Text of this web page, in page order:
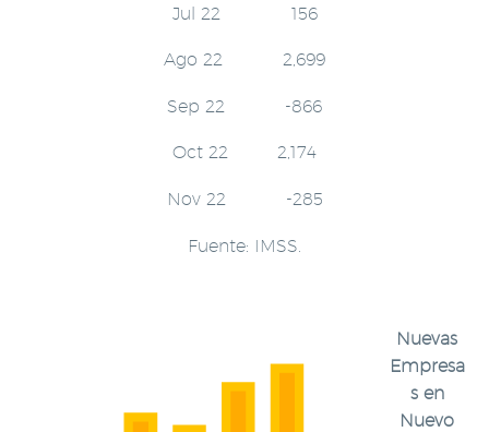
Jul 22 156
Ago 22 2,699
Sep 22 -866
Oct 22 2,174
Nov 22 -285
Fuente: IMSS.
Nuevas
Empresa
s en
Nuevo